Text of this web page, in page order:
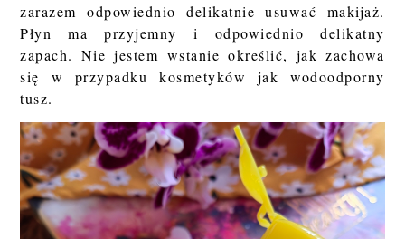
zarazem odpowiednio delikatnie usuwać makijaż.
Płyn ma przyjemny i odpowiednio delikatny
zapach. Nie jestem wstanie określić, jak zachowa
się w przypadku kosmetyków jak wodoodporny
tusz.